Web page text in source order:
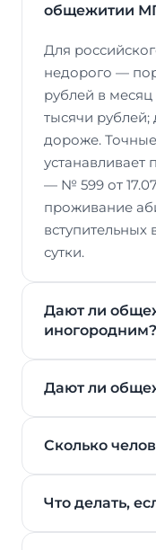
общежитии
Для
недорого —
рублей в
тысячи
дороже.
устанавливает
— № 599 от
проживание
сутки.
Дают ли
иногородним?
Дают ли
Сколько
Что делать,